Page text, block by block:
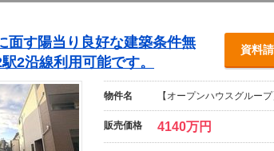
面す陽当り良好な建築条件無
2沿線利用可能です。
資料
物件名 【オープンハウスグルー
販売価格 4140万円